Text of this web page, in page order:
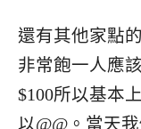
還有其他家點的
非常飽一人應
$100所以基本
以@@。當天